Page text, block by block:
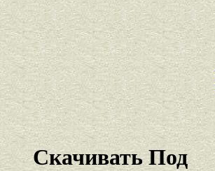
Скачивать Под